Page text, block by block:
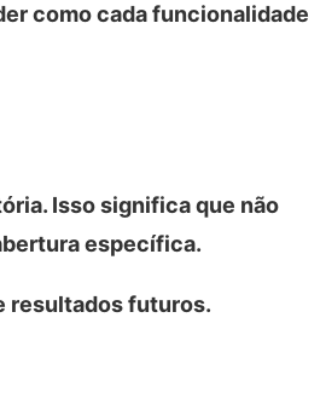
como cada funcionalidade
Isso significa que não
específica.
resultados futuros.